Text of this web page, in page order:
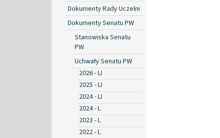
Dokumenty Rady Uczelni
Dokumenty Senatu PW
Stanowiska Senatu
PW
Uchwały Senatu PW
2026 - LI
2025 - LI
2024 - LI
2024 - L
2023 - L
2022 - L